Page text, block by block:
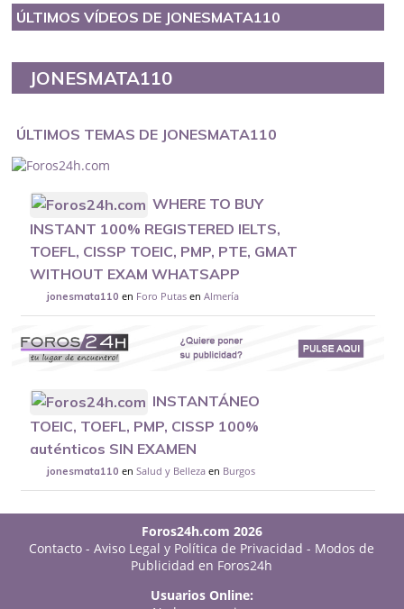
ÚLTIMOS VÍDEOS DE JONESMATA110
JONESMATA110
ÚLTIMOS TEMAS DE JONESMATA110
WHERE TO BUY
INSTANT 100% REGISTERED IELTS,
TOEFL, CISSP TOEIC, PMP, PTE, GMAT
WITHOUT EXAM WHATSAPP
jonesmata110 en Foro Putas enAlmería
INSTANTÁNEO
TOEIC, TOEFL, PMP, CISSP 100%
auténticos SIN EXAMEN
jonesmata110 enSalud y Belleza en Burgos
Foros24h.com 2026
Contacto -Aviso Legal y Política de Privacidad - Modos de
Publicidad en Foros24h
Usuarios Online: